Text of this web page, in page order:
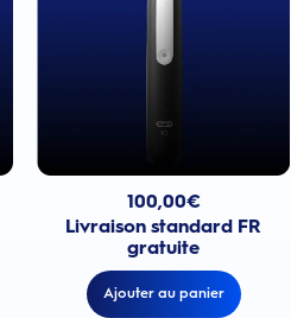
100,00€
Livraison standard FR
gratuite
Ajouter au panier